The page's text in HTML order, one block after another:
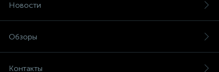
Новости
Обзоры
Контакты